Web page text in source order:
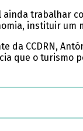
ainda trabalhar
instituir um
da CCDRN,
que o turismo